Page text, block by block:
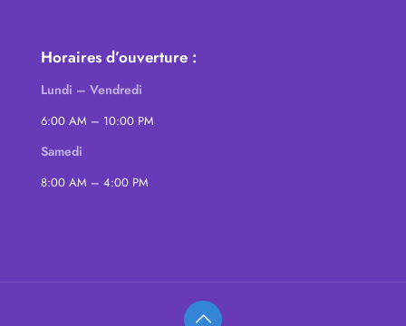
Horaires d’ouverture :
Lundi – Vendredi
6:00 AM – 10:00 PM
Samedi
8:00 AM – 4:00 PM